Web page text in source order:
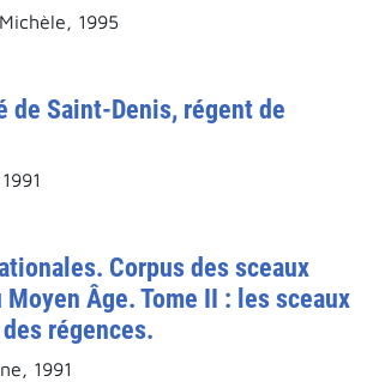
1995
de Saint-Denis, régent de
Corpus des sceaux
Âge. Tome II : les sceaux
régences.
1991